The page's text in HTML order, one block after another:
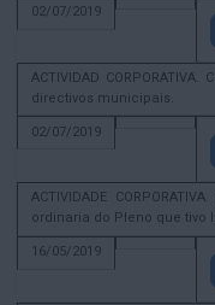
02/07/2019
ACTIVIDAD
directivos municipais.
02/07/2019
ACTIVIDADE
ordinaria do Pleno que tivo
16/05/2019